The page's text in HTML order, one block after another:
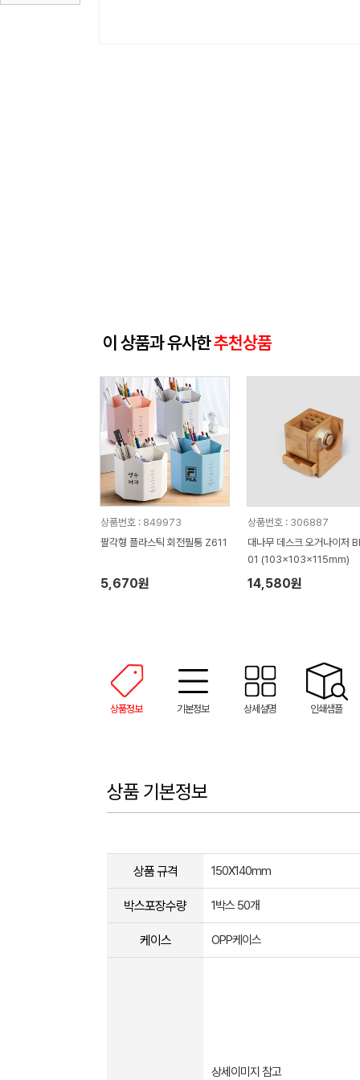
이 상품과 유사한추천상품
상품번호 : 849973
팔각형 플라스틱 회전필통 Z611
5,670원
상품번호 : 306887
대나무 데스크 오거나이저
01 (103x103x115mm)
14,580원
상품정보 기본정보 상세설명 인쇄샘플
상품 기본정보
상품 규격 150X140mm
박스포장수량 1박스 50개
케이스 OPP케이스
상세이미지 참고